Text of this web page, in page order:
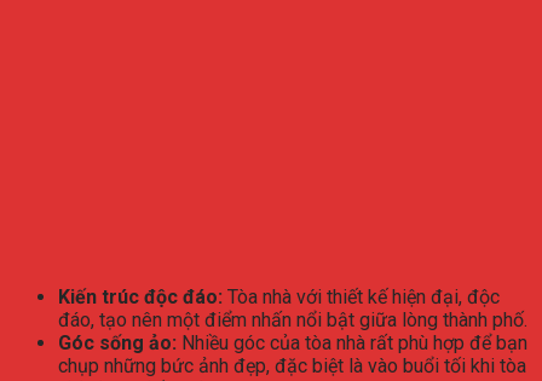
Kiến trúc độc đáo: Tòa nhà với thiết kế hiện đại, độc
đáo, tạo nên một điểm nhấn nổi bật giữa lòng thành phố.
Góc sống ảo: Nhiều góc của tòa nhà rất phù hợp để bạn
chụp những bức ảnh đẹp, đặc biệt là vào buổi tối khi tòa